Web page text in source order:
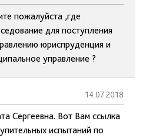
пожалуйста ,где
для поступления
юриспруденция и
управление ?
14.07.2018
Сергеевна. Вот Вам ссылка
испытаний по